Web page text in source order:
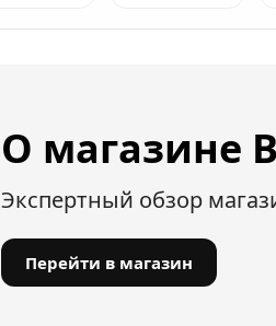
О магазине
Экспертный обзор
Перейти в магазин